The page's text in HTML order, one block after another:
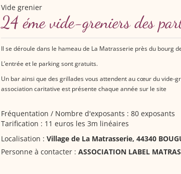
Vide grenier
24 éme vide-greniers des
Il se déroule dans le hameau de La Matrasserie près du bourg
L’entrée et le parking sont gratuits.
Un bar ainsi que des grillades vous attendent au cœur du vide-
association caritative est présente chaque année sur le site
Fréquentation / Nombre d'exposants : 80 exposants
Tarification : 11 euros les 3m linéaires
Localisation : Village de La Matrasserie, 44340
Personne à contacter : ASSOCIATION LABEL